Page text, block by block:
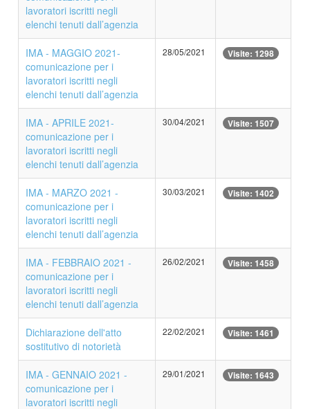
lavoratori iscritti negli
elenchi tenuti dall’agenzia
IMA - MAGGIO 2021-
comunicazione per i
lavoratori iscritti negli
elenchi tenuti dall’agenzia
28/05/2021 Visite: 1298
IMA - APRILE 2021-
comunicazione per i
lavoratori iscritti negli
elenchi tenuti dall’agenzia
30/04/2021 Visite: 1507
IMA - MARZO 2021 -
comunicazione per i
lavoratori iscritti negli
elenchi tenuti dall’agenzia
30/03/2021 Visite: 1402
IMA - FEBBRAIO 2021 -
comunicazione per i
lavoratori iscritti negli
elenchi tenuti dall’agenzia
26/02/2021 Visite: 1458
Dichiarazione dell'atto
sostitutivo di notorietà
22/02/2021 Visite: 1461
IMA - GENNAIO 2021 -
comunicazione per i
lavoratori iscritti negli
29/01/2021 Visite: 1643